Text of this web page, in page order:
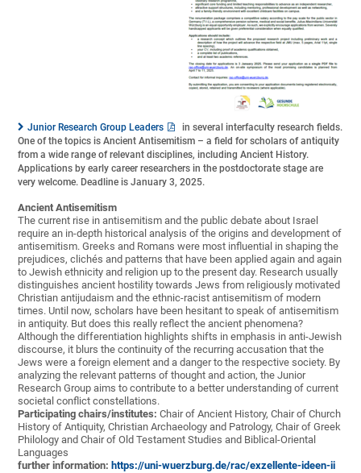
Junior Research Group Leaders
in several interfaculty research fields.
One of the topics is Ancient Antisemitism – a field for scholars of antiquity
from a wide range of relevant disciplines, including Ancient History.
Applications by early career researchers in the postdoctorate stage are
very welcome. Deadline is January 3, 2025.
Ancient Antisemitism
The current rise in antisemitism and the public debate about Israel
require an in-depth historical analysis of the origins and development of
antisemitism. Greeks and Romans were most influential in shaping the
prejudices, clichés and patterns that have been applied again and again
to Jewish ethnicity and religion up to the present day. Research usually
distinguishes ancient hostility towards Jews from religiously motivated
Christian antijudaism and the ethnic-racist antisemitism of modern
times. Until now, scholars have been hesitant to speak of antisemitism
in antiquity. But does this really reflect the ancient phenomena?
Although the differentiation highlights shifts in emphasis in anti-Jewish
discourse, it blurs the continuity of the recurring accusation that the
Jews were a foreign element and a danger to the respective society. By
analyzing the relevant patterns of thought and action, the Junior
Research Group aims to contribute to a better understanding of current
societal conflict constellations.
Participating chairs/institutes: Chair of Ancient History, Chair of Church
History of Antiquity, Christian Archaeology and Patrology, Chair of Greek
Philology and Chair of Old Testament Studies and Biblical-Oriental
Languages
further information: https://uni-wuerzburg.de/rac/exzellente-ideen-ii